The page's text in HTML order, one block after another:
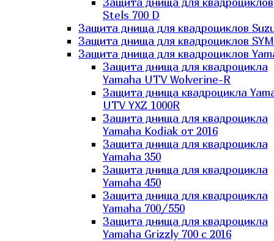
Stels 700 D
Защита днища для квадроциклов
Защита днища для квадроциклов SYM
Защита днища для квадроциклов
Защита днища для квадроцикла
Yamaha UTV Wolverine-R
Защита днища квадроцикла
UTV YXZ 1000R
Зашита днища для квадроцикла
Yamaha Kodiak от 2016
Защита днища для квадроцикла
Yamaha 350
Защита днища для квадроцикла
Yamaha 450
Защита днища для квадроцикла
Yamaha 700/550
Защита днища для квадроцикла
Yamaha Grizzly 700 с 2016